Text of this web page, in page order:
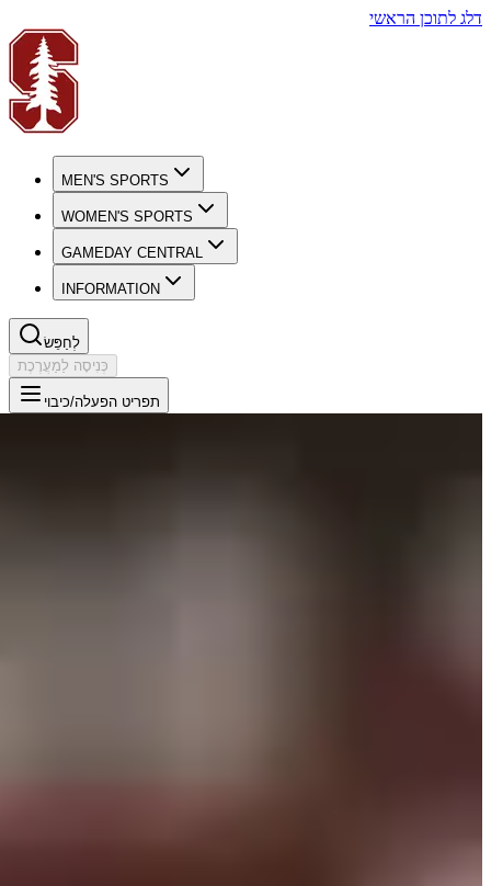
דלג לתוכן הראשי
MEN'S SPORTS
WOMEN'S SPORTS
GAMEDAY CENTRAL
INFORMATION
לְחַפֵּשׂ
כְּנִיסָה לַמַעֲרֶכֶת
תפריט הפעלה/כיבוי